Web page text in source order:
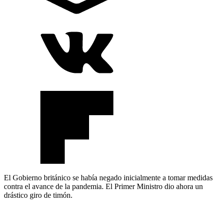
El Gobierno británico se había negado inicialmente a tomar medidas
contra el avance de la pandemia. El Primer Ministro dio ahora un
drástico giro de timón.